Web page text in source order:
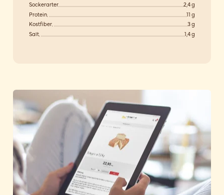
Sockerarter
2,4 g
Protein
11 g
Kostfiber
3 g
Salt
1,4 g